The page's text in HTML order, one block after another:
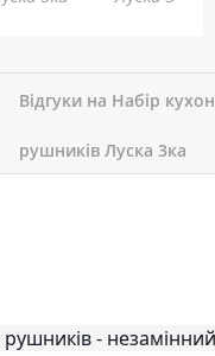
Відгуки на Набір
рушників Луска 3ка
- незамінний